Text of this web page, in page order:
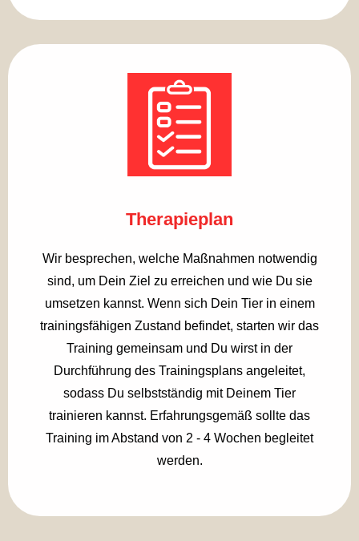
Therapieplan
Wir besprechen, welche Maßnahmen notwendig
sind, um Dein Ziel zu erreichen und wie Du sie
umsetzen kannst. Wenn sich Dein Tier in einem
trainingsfähigen Zustand befindet, starten wir das
Training gemeinsam und Du wirst in der
Durchführung des Trainingsplans angeleitet,
sodass Du selbstständig mit Deinem Tier
trainieren kannst. Erfahrungsgemäß sollte das
Training im Abstand von 2 - 4 Wochen begleitet
werden.